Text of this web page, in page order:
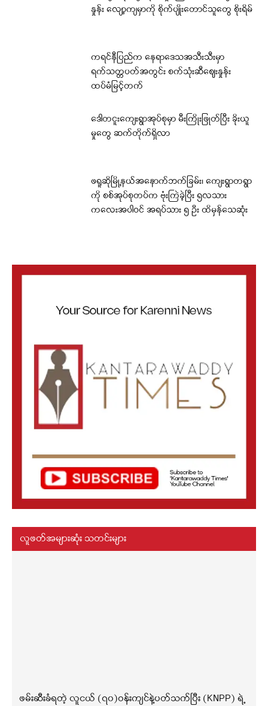
နှုန်း လျော့ကျမှာကို စိုက်ပျိုးတောင်သူတွေ စိုးရိမ်
ကရင်နီပြည်က နေရာဒေသအသီးသီးမှာ
ရက်သတ္တပတ်အတွင်း စက်သုံးဆီဈေးနှုန်း
ထပ်မံမြင့်တက်
ဒေါတငူးကျေးရွာအုပ်စုမှာ မီးကြိုးဖြုတ်ပြီး ခိုးယူ
မှုတွေ ဆက်တိုက်ရှိလာ
ဖရူဆိုမြို့နယ်အနောက်ဘက်ခြမ်း၊ ကျေးရွာတရွာ
ကို စစ်အုပ်စုတပ်က ဗုံးကြဲခဲ့ပြီး ၅လသား
ကလေးအပါဝင် အရပ်သား ၅ ဦး ထိမှန်သေဆုံး
လူဖတ်အများဆုံး သတင်းများ
ဖမ်းဆီးခံရတဲ့ လူငယ် (၇၀)ဝန်းကျင်နဲ့ပတ်သက်ပြီး (KNPP) ရဲ့